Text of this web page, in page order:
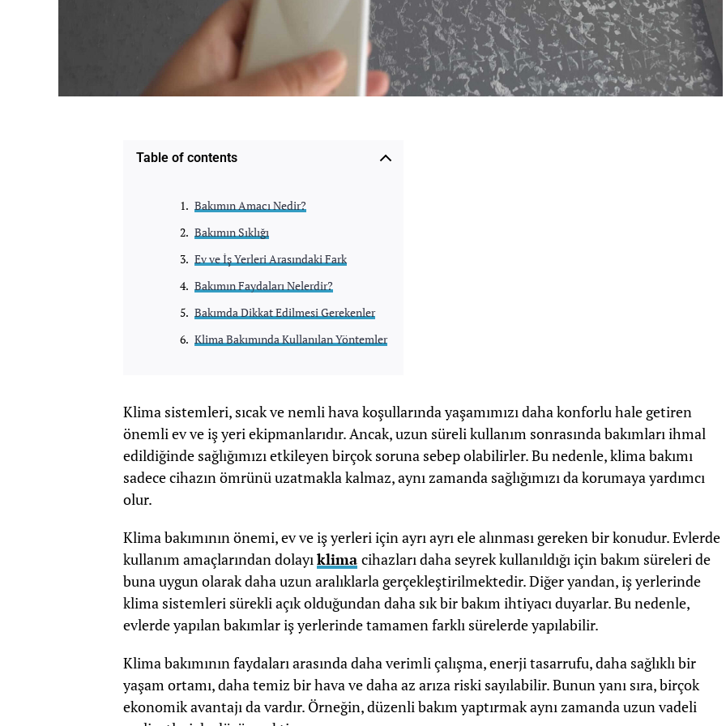
Table of contents
Bakımın Amacı Nedir?
Bakımın Sıklığı
Ev ve İş Yerleri Arasındaki Fark
Bakımın Faydaları Nelerdir?
Bakımda Dikkat Edilmesi Gerekenler
Klima Bakımında Kullanılan Yöntemler
Klima sistemleri, sıcak ve nemli hava koşullarında yaşamımızı daha konforlu hale getiren
önemli ev ve iş yeri ekipmanlarıdır. Ancak, uzun süreli kullanım sonrasında bakımları ihmal
edildiğinde sağlığımızı etkileyen birçok soruna sebep olabilirler. Bu nedenle, klima bakımı
sadece cihazın ömrünü uzatmakla kalmaz, aynı zamanda sağlığımızı da korumaya yardımcı
olur.
Klima bakımının önemi, ev ve iş yerleri için ayrı ayrı ele alınması gereken bir konudur. Evlerde
kullanım amaçlarından dolayıklima cihazları daha seyrek kullanıldığı için bakım süreleri de
buna uygun olarak daha uzun aralıklarla gerçekleştirilmektedir. Diğer yandan, iş yerlerinde
klima sistemleri sürekli açık olduğundan daha sık bir bakım ihtiyacı duyarlar. Bu nedenle,
evlerde yapılan bakımlar iş yerlerinde tamamen farklı sürelerde yapılabilir.
Klima bakımının faydaları arasında daha verimli çalışma, enerji tasarrufu, daha sağlıklı bir
yaşam ortamı, daha temiz bir hava ve daha az arıza riski sayılabilir. Bunun yanı sıra, birçok
ekonomik avantajı da vardır. Örneğin, düzenli bakım yaptırmak aynı zamanda uzun vadeli